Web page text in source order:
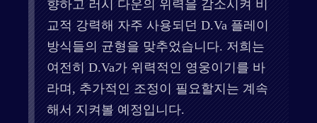
향하고 러시 다운의 위력을 감소시켜 비
교적 강력해 자주 사용되던 D.Va 플레이
방식들의 균형을 맞추었습니다. 저희는
여전히 D.Va가 위력적인 영웅이기를 바
라며, 추가적인 조정이 필요할지는 계속
해서 지켜볼 예정입니다.